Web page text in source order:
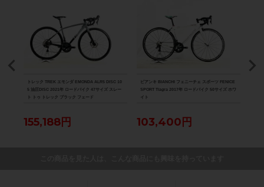
トレック TREK エモンダ EMONDA ALR5 DISC 10
5 油圧DISC 2021年 ロードバイク 47サイズ スレー
ト トゥ トレック ブラック フェード
155,188円
ビアンキ BIANCHI フェニーチェ スポーツ FENICE
SPORT Tiagra 2017年 ロードバイク 50サイズ ホワ
イト
103,400円